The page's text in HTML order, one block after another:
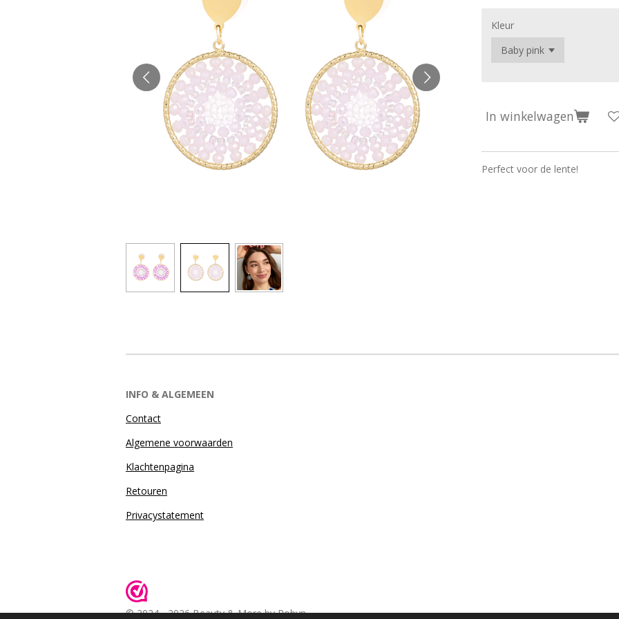
Kleur
In winkelwagen
Perfect voor de lente!
INFO & ALGEMEEN
Contact
Algemene voorwaarden
Klachtenpagina
Retouren
Privacystatement
© 2024 - 2026 Beauty & More by Robyn